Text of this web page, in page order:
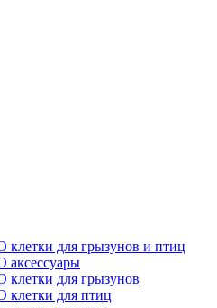
клетки для грызунов и птиц
аксессуары
клетки для грызунов
клетки для птиц